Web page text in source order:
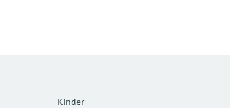
Kinder